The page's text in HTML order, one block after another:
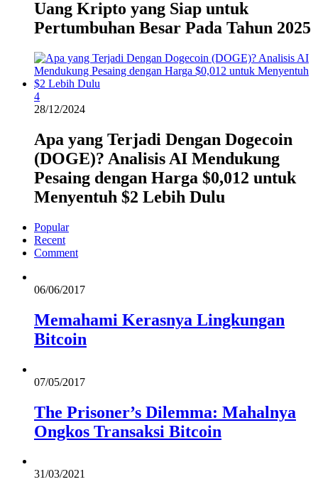
Uang Kripto yang Siap untuk
Pertumbuhan Besar Pada Tahun 2025
4
28/12/2024
Apa yang Terjadi Dengan Dogecoin
(DOGE)? Analisis AI Mendukung
Pesaing dengan Harga $0,012 untuk
Menyentuh $2 Lebih Dulu
Popular
Recent
Comment
06/06/2017
Memahami Kerasnya Lingkungan
Bitcoin
07/05/2017
The Prisoner’s Dilemma: Mahalnya
Ongkos Transaksi Bitcoin
31/03/2021